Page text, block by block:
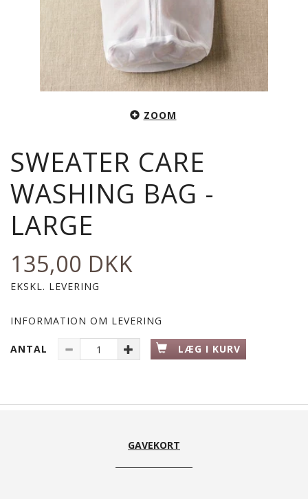
ZOOM
SWEATER CARE
WASHING BAG -
LARGE
135,00 DKK
EKSKL. LEVERING
INFORMATION OM LEVERING
ANTAL LÆG I KURV
GAVEKORT